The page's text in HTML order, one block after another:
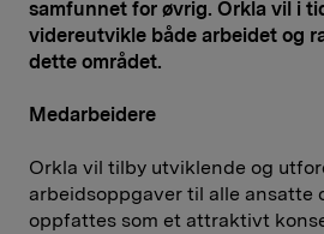
samfunnet for øvrig. Orkla vil i
videreutvikle både arbeidet og
dette området.
Medarbeidere
Orkla vil tilby utviklende og
arbeidsoppgaver til alle ansatte
oppfattes som et attraktivt